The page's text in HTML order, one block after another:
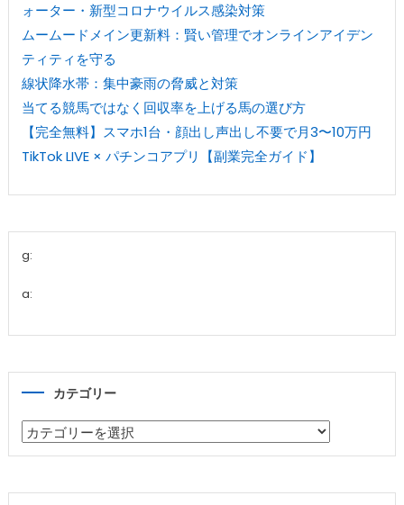
ォーター・新型コロナウイルス感染対策
ムームードメイン更新料：賢い管理でオンラインアイデン
ティティを守る
線状降水帯：集中豪雨の脅威と対策
当てる競馬ではなく回収率を上げる馬の選び方
【完全無料】スマホ1台・顔出し声出し不要で月3〜10万円
TikTok LIVE × パチンコアプリ【副業完全ガイド】
g:
a:
カテゴリー
カ
テ